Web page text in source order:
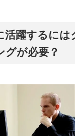
活躍するには
グが必要？